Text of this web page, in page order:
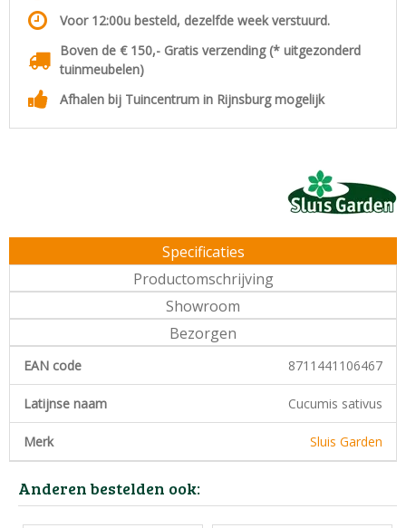
Voor 12:00u besteld, dezelfde week verstuurd.
Boven de € 150,- Gratis verzending (* uitgezonderd
tuinmeubelen)
Afhalen bij Tuincentrum in Rijnsburg mogelijk
Specificaties
Productomschrijving
Showroom
Bezorgen
EAN code 8711441106467
Latijnse naam Cucumis sativus
Merk Sluis Garden
Anderen bestelden ook: